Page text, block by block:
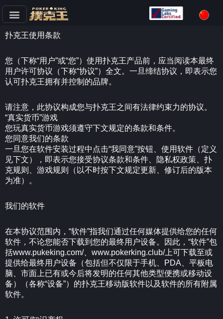
至
文
扑克王使用条款
您（下称“用户”或“您”）使用扑克王产品前，应当阅读本最终
用户许可协议（下称“协议”）全文。一旦缔结协议，即表示您
认可扑克王拥有并控制的品牌。
请注意，此协议构成您与扑克王之间有法律约束力的协议。
“真实货币”游戏
您玩真实货币游戏须遵守下文规定的条款和条件。
您同意我们的条款
一旦您在软件安装过程中点击“我同意”按钮、使用软件（定义
见下文），即表示您接受协议条款和条件、隐私权政策、扑
克规则、游戏规则（以不时按下文规定更新、修订后的版本
为准）。
我们的软件
在本协议范围内，“软件”指我们通过任何媒体提供给您的任何
软件，不论您能否下载到您的最终用户设备。因此，“软件”包
括www.pukeking.com/、www.pokerking.club/上可下载至或
提供给最终用户设备（包括但不仅限于手机、PDA、平板电
脑、市面上已有或今后将发明的任何其他类型便携或移动设
备）（各称“设备”）的扑克王移动版软件以及软件的所有附属
软件。